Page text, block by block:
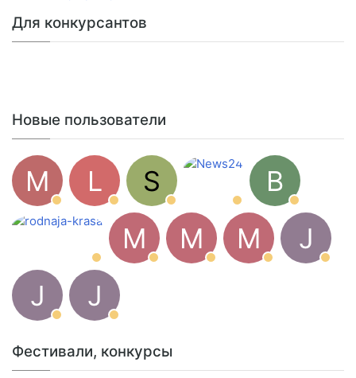
Для конкурсантов
Новые пользователи
M L S
B
M
M M
J
J
J
Фестивали, конкурсы